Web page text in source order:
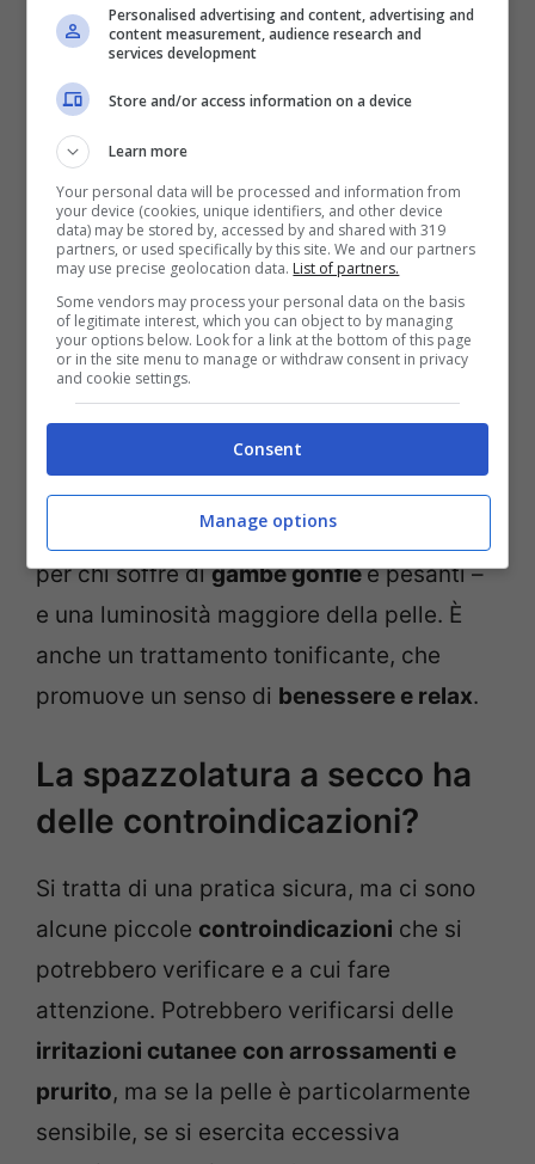
spalle. In generale, per la spazzolatura si
procede dall’alto verso il basso, con
movimenti antiorari e circolari. Per
effettuare il
dieci minuti una o due volte alla settimana.
L’ideale è procedere con l’esfoliazione a
seccoprima della doccia o del bagno,
meglio se fatta al mattino.
Tra i benefici delDry Brushingsulle gambe
e sul corpo, ci sono – come detto –
l’eliminazione dellecellule morte
stimolazione dellacircolazione, il
drenaggio dei liquidi – quindi, è indicata
per chi soffre digambe gonfiee pesanti –
e una luminosità maggiore della pelle. È
anche un trattamento tonificante, che
promuove un senso di benessere e relax.
La spazzolatura a secco ha
delle controindicazioni?
Si tratta di una pratica sicura, ma ci sono
alcune piccole controindicazioni che si
potrebbero verificare e a cui fare
attenzione. Potrebbero verificarsi delle
irritazioni cutanee con arrossamenti e
prurito, ma se la pelle è particolarmente
sensibile, se si esercita eccessiva
Personalised advertising and content, advertising and
content measurement, audience research and
services development
Store and/or access information on a device
Learn more
Your personal data will be processed and information from
your device (cookies, unique identifiers, and other device
data) may be stored by, accessed by and shared with 319
partners, or used specifically by this site. We and our partners
may use precise geolocation data. List of partners.
Some vendors may process your personal data on the basis
of legitimate interest, which you can object to by managing
your options below. Look for a link at the bottom of this page
or in the site menu to manage or withdraw consent in privacy
and cookie settings.
Consent
Manage options